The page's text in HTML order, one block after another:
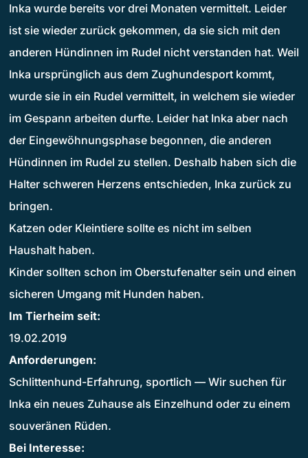
Inka wurde bereits vor drei Monaten vermittelt. Leider
ist sie wieder zurück gekommen, da sie sich mit den
anderen Hündinnen im Rudel nicht verstanden hat. Weil
Inka ursprünglich aus dem Zughundesport kommt,
wurde sie in ein Rudel vermittelt, in welchem sie wieder
im Gespann arbeiten durfte. Leider hat Inka aber nach
der Eingewöhnungsphase begonnen, die anderen
Hündinnen im Rudel zu stellen. Deshalb haben sich die
Halter schweren Herzens entschieden, Inka zurück zu
bringen.
Katzen oder Kleintiere sollte es nicht im selben
Haushalt haben.
Kinder sollten schon im Oberstufenalter sein und einen
sicheren Umgang mit Hunden haben.
Im Tierheim seit:
19.02.2019
Anforderungen:
Schlittenhund-Erfahrung, sportlich — Wir suchen für
Inka ein neues Zuhause als Einzelhund oder zu einem
souveränen Rüden.
Bei Interesse: